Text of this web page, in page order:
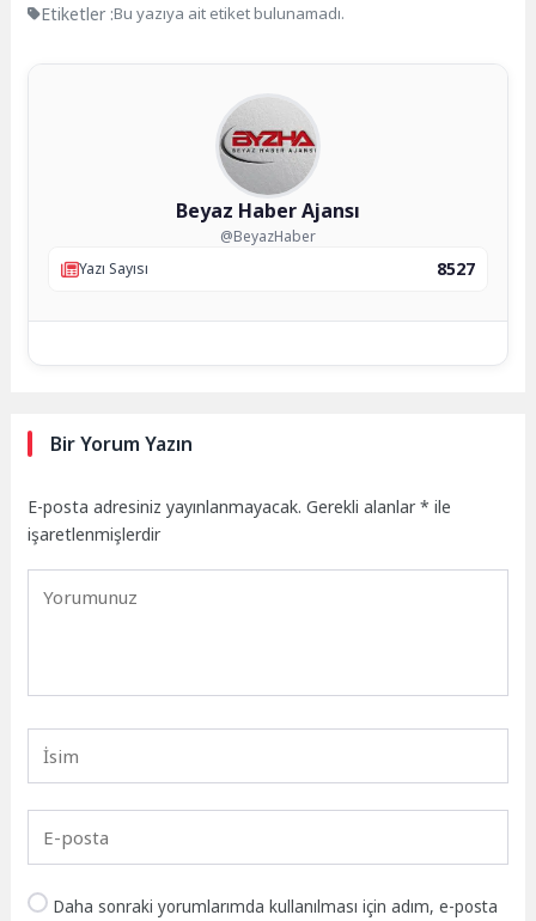
Etiketler :Bu yazıya ait etiket bulunamadı.
Beyaz Haber Ajansı
@BeyazHaber
Yazı Sayısı
8527
Bir Yorum Yazın
E-posta adresiniz yayınlanmayacak. Gerekli alanlar* ile
işaretlenmişlerdir
Daha sonraki yorumlarımda kullanılması için adım, e-posta